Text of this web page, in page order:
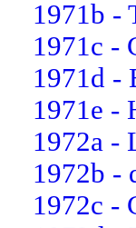
1971b -
1971c -
1971d -
1971e -
1972a -
1972b -
1972c -